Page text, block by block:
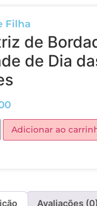
Filha
de
de Dia
Adicionar ao
Avaliações